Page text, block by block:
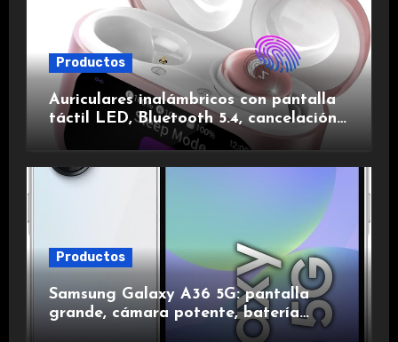
Productos
Auriculares inalámbricos con pantalla
táctil LED, Bluetooth 5.4, cancelación
de ruido, impermeables y de larga
Productos
Samsung Galaxy A36 5G: pantalla
grande, cámara potente, batería
duradera y carga rápida para una